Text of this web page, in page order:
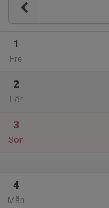
1
Fre
2
Lör
3
Sön
4
Mån